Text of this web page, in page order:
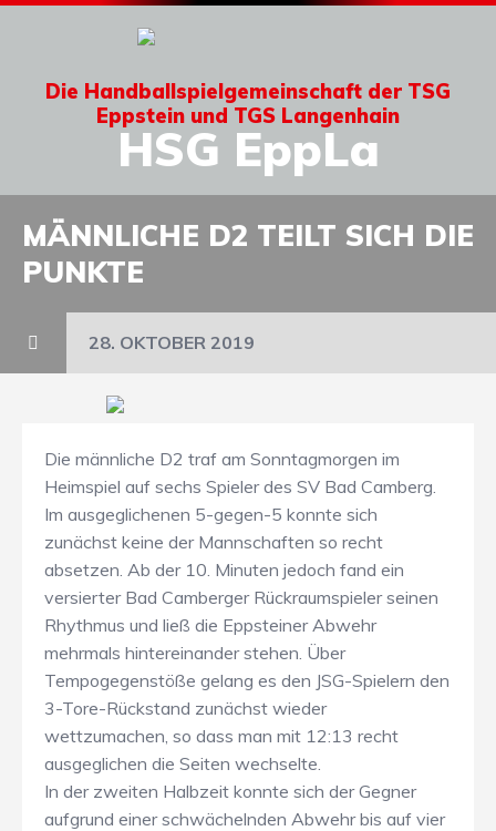
Die Handballspielgemeinschaft der TSG
Eppstein und TGS Langenhain
HSG EppLa
MÄNNLICHE D2 TEILT SICH DIE
PUNKTE
28. OKTOBER 2019
Die männliche D2 traf am Sonntagmorgen im
Heimspiel auf sechs Spieler des SV Bad Camberg.
Im ausgeglichenen 5-gegen-5 konnte sich
zunächst keine der Mannschaften so recht
absetzen. Ab der 10. Minuten jedoch fand ein
versierter Bad Camberger Rückraumspieler seinen
Rhythmus und ließ die Eppsteiner Abwehr
mehrmals hintereinander stehen. Über
Tempogegenstöße gelang es den JSG-Spielern den
3-Tore-Rückstand zunächst wieder
wettzumachen, so dass man mit 12:13 recht
ausgeglichen die Seiten wechselte.
In der zweiten Halbzeit konnte sich der Gegner
aufgrund einer schwächelnden Abwehr bis auf vier